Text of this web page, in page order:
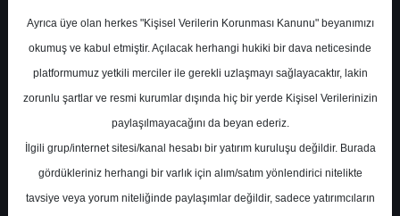
A- A+
Ayrıca üye olan herkes "Kişisel Verilerin Korunması Kanunu" beyanımızı
okumuş ve kabul etmiştir. Açılacak herhangi hukiki bir dava neticesinde
platformumuz yetkili merciler ile gerekli uzlaşmayı sağlayacaktır, lakin
zorunlu şartlar ve resmi kurumlar dışında hiç bir yerde Kişisel Verilerinizin
paylaşılmayacağını da beyan ederiz.
İlgili grup/internet sitesi/kanal hesabı bir yatırım kuruluşu değildir. Burada
gördükleriniz herhangi bir varlık için alım/satım yönlendirici nitelikte
tavsiye veya yorum niteliğinde paylaşımlar değildir, sadece yatırımcıların